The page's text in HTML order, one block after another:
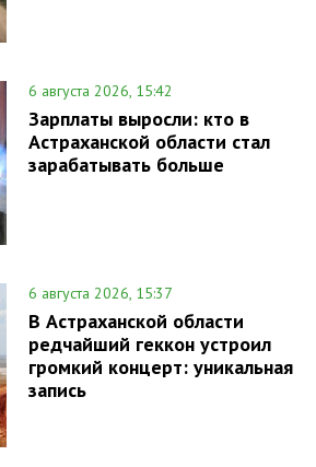
6 августа 2026, 15:42
Зарплаты выросли: кто в
Астраханской области стал
зарабатывать больше
6 августа 2026, 15:37
В Астраханской области
редчайший геккон устроил
громкий концерт: уникальная
запись